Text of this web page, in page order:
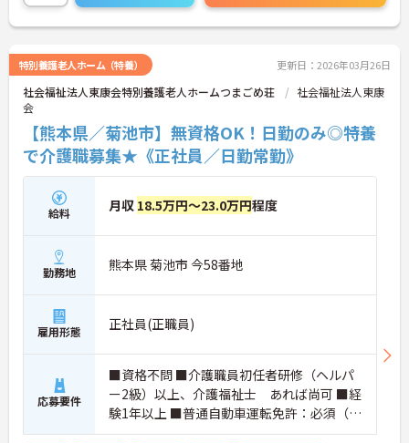
することができます♪
ご興味のある方は、面接のポイントをお伝えします
特別養護老人ホーム（特養） 更新日：2026年03月26日
社会福祉法人東康会特別養護老人ホームつまごめ荘
社会福祉法人東康
会
【熊本県／菊池市】無資格OK！日勤のみ◎特養
で介護職募集★《正社員／日勤常勤》
給料 月収 18.5万円～23.0万円程度
勤務地 熊本県 菊池市 今58番地
雇用形態 正社員(正職員)
応募要件
■資格不問 ■介護職員初任者研修（ヘルパ
ー2級）以上、介護福祉士 あれば尚可 ■経
験1年以上 ■普通自動車運転免許：必須（Ａ
Ｔ限定可）